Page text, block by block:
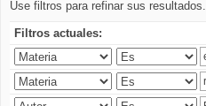
Use filtros para refinar sus resultados.
Filtros actuales: